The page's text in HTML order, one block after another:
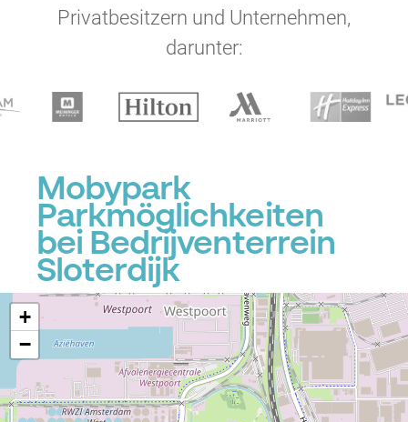
Privatbesitzern und Unternehmen,
darunter:
Mobypark
Parkmöglichkeiten
bei Bedrijventerrein
Sloterdijk
+
−